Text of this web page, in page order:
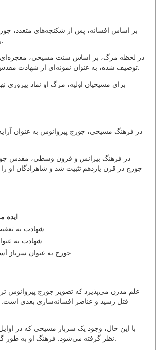
لیdda (امروزه لود در اسرائیل) رخ داد، جایی که بعداً کلیسایی به نام او ساخته شد.
در لحظه مرگ، بر اساس سنت مسیحی، معجزه‌ای
توصیف شده، به عنوان نمونه‌ای از شهادت مقدس در نظر گرفته شد و جورج پیروانوس در قرن چهارم به لیست مقدسین اضافه شد.
برای مسیحیان اولیه، مرگ او نماد
در فرهنگ مسیحی، جورج پیروانوس به عنوان
در فرهنگ بیزانس و قرون وسطی، مقدس
جورج در قرن یازدهم تثبیت شد و شاهزادگان او
ایده
شهادت به
شهادت به
جورج به عنوان سرباز
علم مدرن می‌پذیرد که تصویر جورج پیروانوس
قتل رسید و عناصر افسانه‌سازی بعدی است.
با این حال، وجود یک سرباز مسیحی که در
نظر گرفته می‌شود. فرهنگ او به طور گسترده‌ای در قرن هفتم در سراسر امپراتوری بیزانس و در خاورمیانه گسترش یافت.